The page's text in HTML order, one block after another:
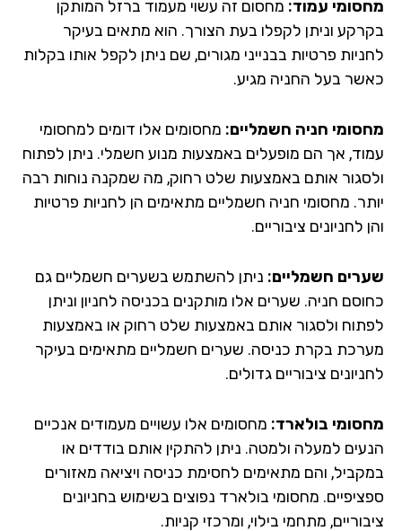
עמוד:מחסום זה עשוי מעמוד ברזל המותקן
וניתן לקפלו בעת הצורך. הוא מתאים בעיקר
פרטיות בבנייני מגורים, שם ניתן לקפל אותו בקלות
בעל החניה מגיע.
חניה חשמליים:מחסומים אלו דומים למחסומי
אך הם מופעלים באמצעות מנוע חשמלי. ניתן לפתוח
אותם באמצעות שלט רחוק, מה שמקנה נוחות רבה
מחסומי חניה חשמליים מתאימים הן לחניות פרטיות
לחניונים ציבוריים.
חשמליים:ניתן להשתמש בשערים חשמליים גם
חניה. שערים אלו מותקנים בכניסה לחניון וניתן
ולסגור אותם באמצעות שלט רחוק או באמצעות
בקרת כניסה. שערים חשמליים מתאימים בעיקר
ציבוריים גדולים.
בולארד:מחסומים אלו עשויים מעמודים אנכיים
למעלה ולמטה. ניתן להתקין אותם בודדים או
והם מתאימים לחסימת כניסה ויציאה מאזורים
מחסומי בולארד נפוצים בשימוש בחניונים
מתחמי בילוי, ומרכזי קניות.